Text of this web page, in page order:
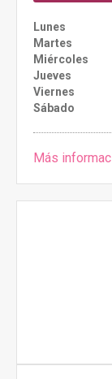
Lunes
Martes
Miércoles
Jueves
Viernes
Sábado
Más